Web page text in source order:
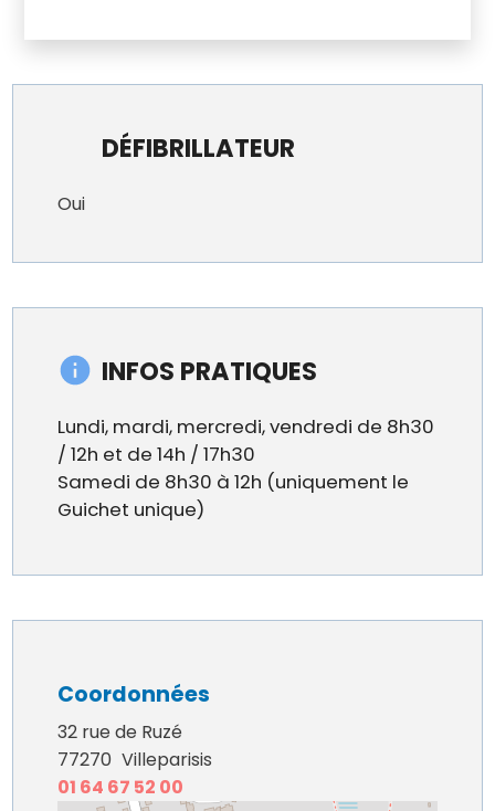
DÉFIBRILLATEUR
Oui
INFOS PRATIQUES
Lundi, mardi, mercredi, vendredi de 8h30
/ 12h et de 14h / 17h30
Samedi de 8h30 à 12h (uniquement le
Guichet unique)
Coordonnées
32 rue de Ruzé
77270 Villeparisis
01 64 67 52 00